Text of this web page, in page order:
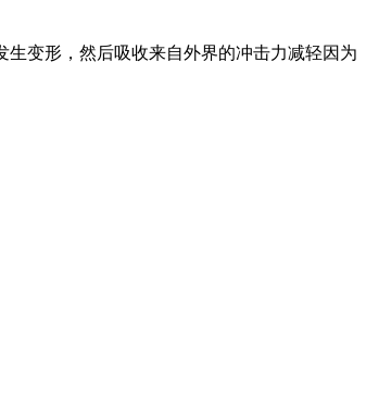
变形，然后吸收来自外界的冲击力减轻因为